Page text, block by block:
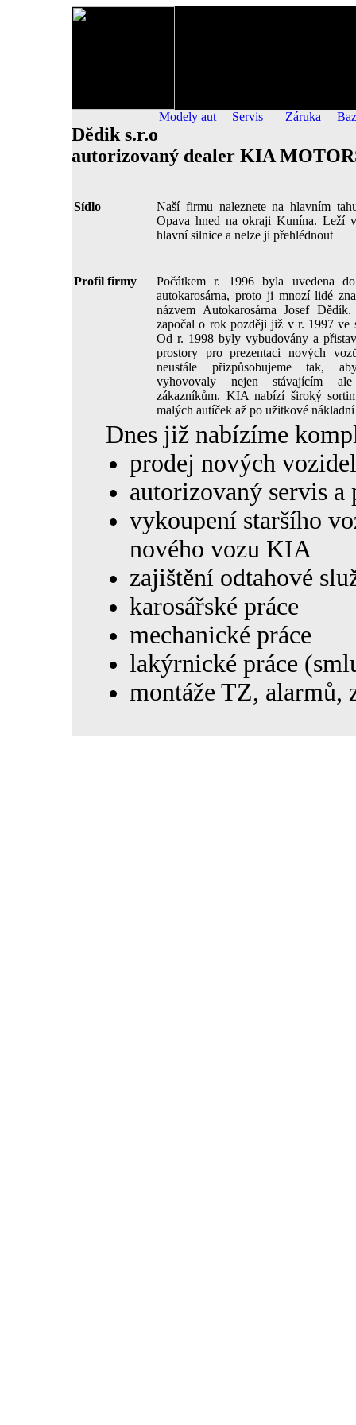
Modely aut Servis Záruka
Dědik s.r.o
autorizovaný dealer KIA
Sídlo
Naší firmu naleznete na hlavním
Opava hned na okraji Kunína. Leží
hlavní silnice a nelze ji přehlédnout
Profil firmy
Počátkem r. 1996 byla uvedena
autokarosárna, proto ji mnozí lidé
názvem Autokarosárna Josef
započal o rok později již v r. 1997 ve
Od r. 1998 byly vybudovány a
prostory pro prezentaci nových
neustále přizpůsobujeme tak,
vyhovovaly nejen stávajícím
zákazníkům. KIA nabízí široký
malých autíček až po užitkové
Dnes již nabízíme
prodej nových vozidel
autorizovaný servis a
vykoupení staršího
nového vozu KIA
zajištění odtahové
karosářské práce
mechanické práce
lakýrnické práce
montáže TZ, alarmů,